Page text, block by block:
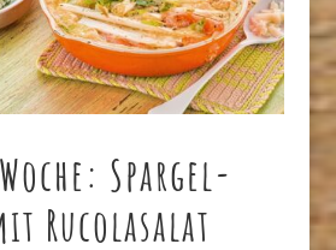
Spargel-
Rucolasalat